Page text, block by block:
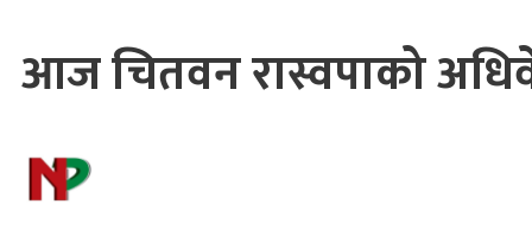
आज चितवन रास्वपाको